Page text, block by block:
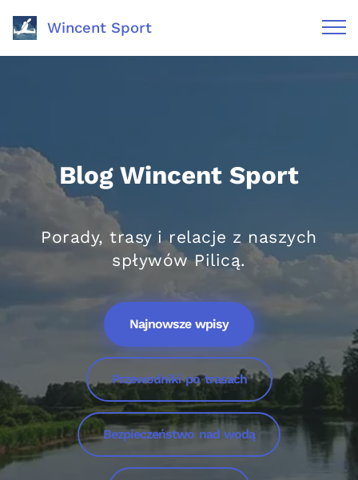
Wincent Sport
Blog Wincent Sport
Porady, trasy i relacje z naszych
spływów Pilicą.
Najnowsze wpisy
Przewodniki po trasach
Bezpieczeństwo nad wodą